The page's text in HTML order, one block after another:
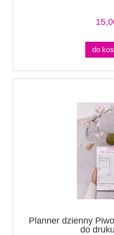
do
Planner dzienny
do